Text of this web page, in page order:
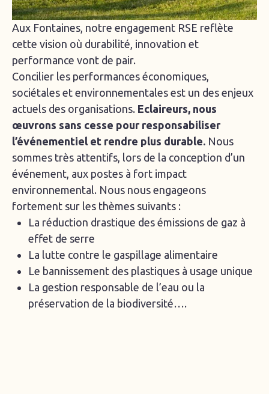
Aux Fontaines, notre engagement RSE reflète
cette vision où durabilité, innovation et
performance vont de pair.
Concilier les performances économiques,
sociétales et environnementales est un des enjeux
actuels des organisations. Eclaireurs, nous
œuvrons sans cesse pour responsabiliser
l’événementiel et rendre plus durable. Nous
sommes très attentifs, lors de la conception d’un
événement, aux postes à fort impact
environnemental. Nous nous engageons
fortement sur les thèmes suivants :
La réduction drastique des émissions de gaz à
effet de serre
La lutte contre le gaspillage alimentaire
Le bannissement des plastiques à usage unique
La gestion responsable de l’eau ou la
préservation de la biodiversité….